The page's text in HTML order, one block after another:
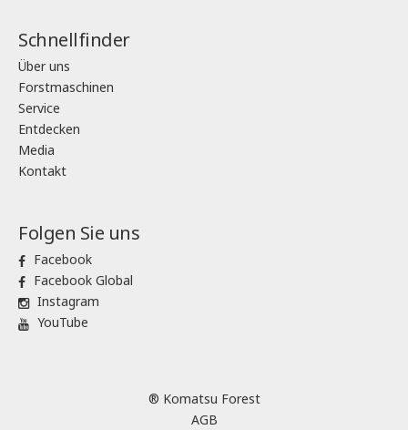
Schnellfinder
Über uns
Forstmaschinen
Service
Entdecken
Media
Kontakt
Folgen Sie uns
Facebook
Facebook Global
Instagram
YouTube
® Komatsu Forest
AGB